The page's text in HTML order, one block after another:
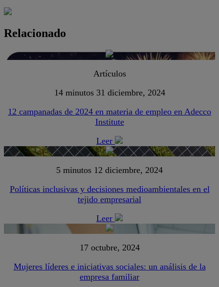
Relacionado
Artículos
14 minutos 31 diciembre, 2024
12 campanadas de 2024 en materia de empleo en Adecco
Institute
Leer
5 minutos 12 diciembre, 2024
Políticas inclusivas y decisiones medioambientales en el
tejido empresarial
Leer
17 octubre, 2024
Mujeres líderes e iniciativas sociales: un análisis de la
empresa familiar